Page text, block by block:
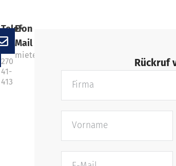
Telefon
+49
270
41-
413
E-
Mail
miete@marcustransport.de
Rückruf